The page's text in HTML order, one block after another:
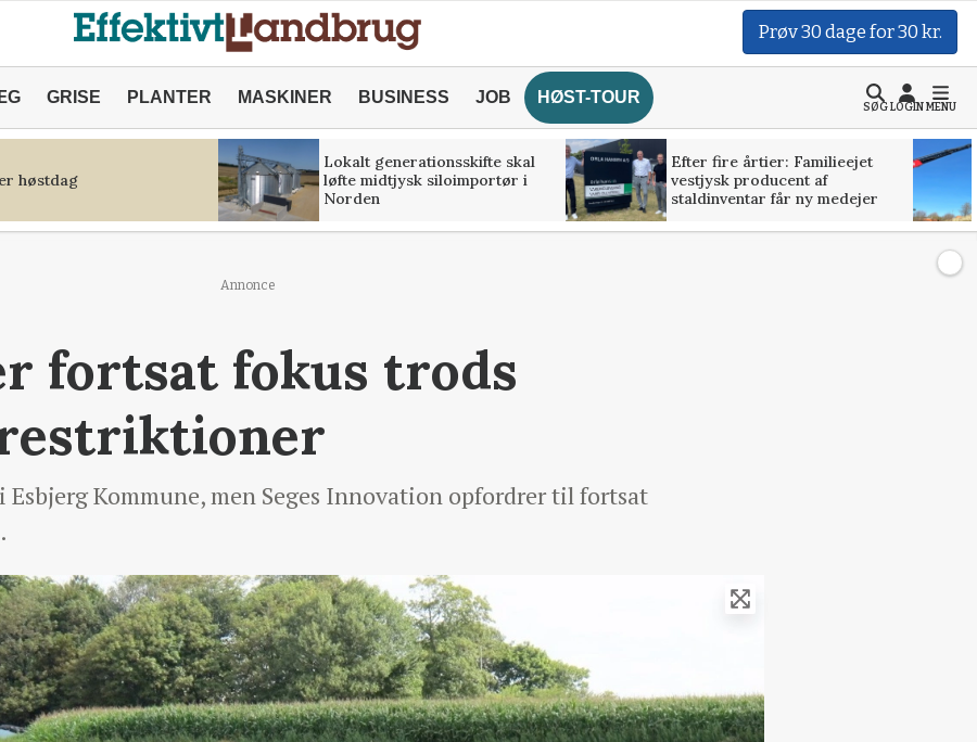
Prøv 30 dage for 30 kr.
GRISE PLANTER MASKINER BUSINESS JOB HØST-TOUR
SØGLOGINMENU
høstdag
Lokalt generationsskifte skal
løfte midtjysk siloimportør i
Norden
Efter fire årtier: Familieejet
vestjysk producent af
staldinventar får ny medejer
Annonce
fortsat fokus trods
Kommune, men Seges Innovation opfordrer til fortsat